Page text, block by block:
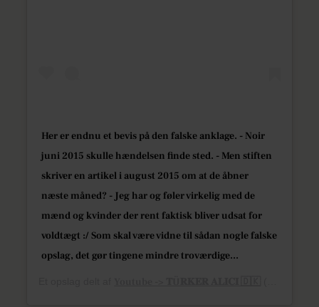
Her er endnu et bevis på den falske anklage. - Noir
juni 2015 skulle hændelsen finde sted. - Men stiften
skriver en artikel i august 2015 om at de åbner
næste måned? - Jeg har og føler virkelig med de
mænd og kvinder der rent faktisk bliver udsat for
voldtægt :/ Som skal være vidne til sådan nogle falske
opslag, det gør tingene mindre troværdige...